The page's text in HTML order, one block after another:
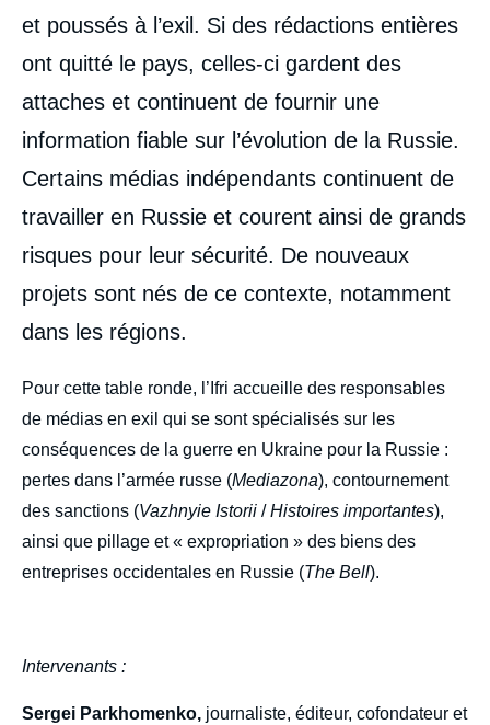
et poussés à l’exil. Si des rédactions entières
ont quitté le pays, celles-ci gardent des
attaches et continuent de fournir une
information fiable sur l’évolution de la Russie.
Certains médias indépendants continuent de
travailler en Russie et courent ainsi de grands
risques pour leur sécurité. De nouveaux
projets sont nés de ce contexte, notamment
dans les régions.
body
Pour cette table ronde, l’Ifri accueille des responsables
de médias en exil qui se sont spécialisés sur les
conséquences de la guerre en Ukraine pour la Russie :
pertes dans l’armée russe (Mediazona), contournement
des sanctions (Vazhnyie Istorii /Histoires importantes),
ainsi que pillage et « expropriation » des biens des
entreprises occidentales en Russie (The Bell).
Intervenants :
Sergei Parkhomenko, journaliste, éditeur, cofondateur et